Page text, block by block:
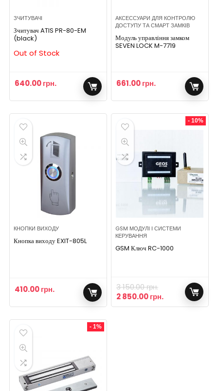
ЗЧИТУВАЧІ
Зчитувач ATIS PR-80-EM
(black)
Out of Stock
640.00грн.
АКСЕССУАРИ ДЛЯ КОНТРОЛЮ
ДОСТУПУ ТА СМАРТ ЗАМКІВ
Модуль управління замком
SEVEN LOCK M-7719
661.00грн.
КНОПКИ ВИХОДУ
Кнопка виходу EXIT-805L
410.00грн.
- 10%
GSM МОДУЛІ І СИСТЕМИ
КЕРУВАННЯ
GSM Ключ RC-1000
3 150.00грн.
2 850.00грн.
- 1%